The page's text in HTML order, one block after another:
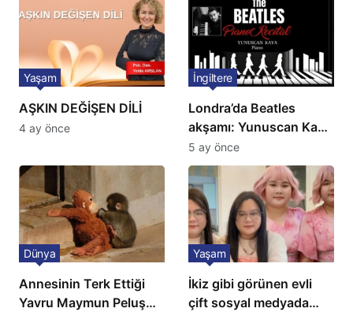
AŞKIN DEĞİŞEN DİLİ
Yaşam
4 ay önce
Londra’da Beatles
akşamı: Yunuscan Kaya
klasik yorumuyla
sahnede
İngiltere
5 ay önce
Annesinin Terk Ettiği
Yavru Maymun Peluş
Dünya
İkiz gibi görünen evli
çift sosyal medyada
Yaşam